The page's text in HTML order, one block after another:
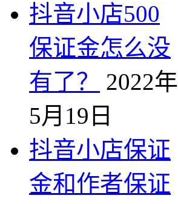
抖音小店500
保证金怎么没
有了？
2022年
5月19日
抖音小店保证
金和作者保证